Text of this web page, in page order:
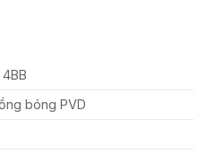
bóng PVD